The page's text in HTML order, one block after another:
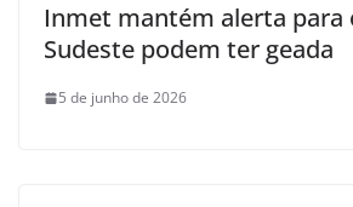
Inmet mantém alerta para
Sudeste podem ter geada
5 de junho de 2026